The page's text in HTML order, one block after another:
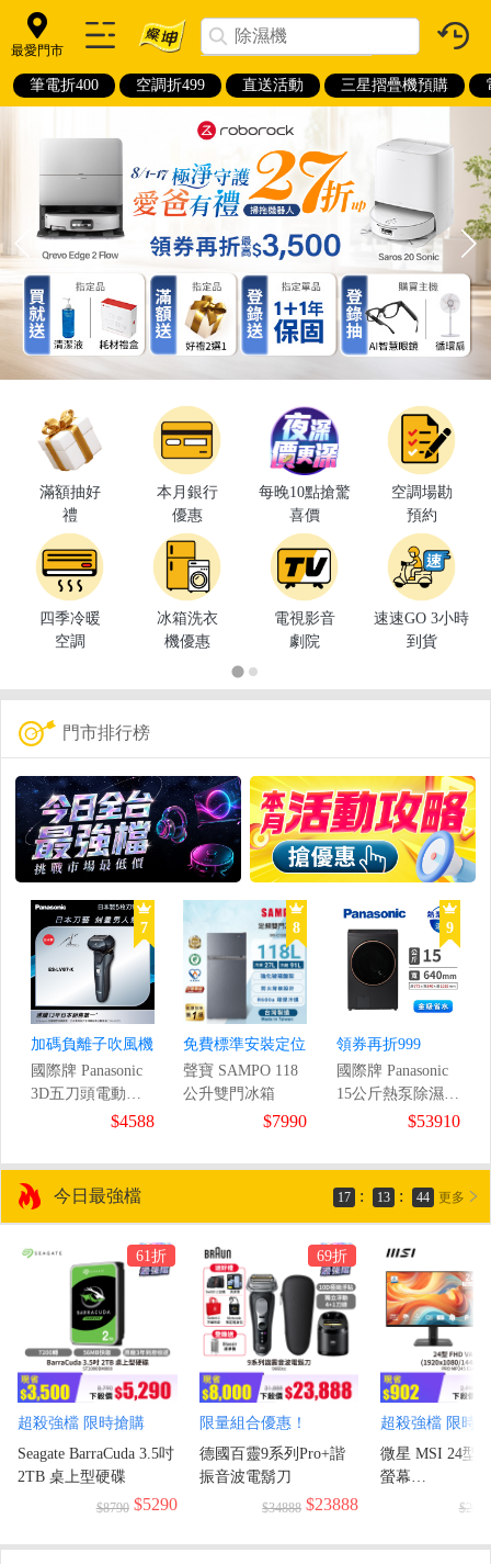
最愛門市
筆電折400 空調折499 直送活動 三星摺疊機預購
滿額抽好
禮
本月銀行
優惠
每晚10點搶驚
喜價
空調場勘
預約
四季冷暖
空調
冰箱洗衣
機優惠
電視影音
劇院
速速GO 3小時
到貨
門市排行榜
7
加碼負離子吹風機
國際牌 Panasonic
3D五刀頭電動刮
$4588
8
免費標準安裝定位
聲寶 SAMPO 118
公升雙門冰箱
$7990
9
領券再折999
國際牌 Panasonic
15公斤熱泵除濕式
滾筒洗衣機$53910
今日最強檔 17 : 13 : 43 更多
61折
超殺強檔 限時搶購
Seagate BarraCuda 3.5吋
2TB 桌上型硬碟
$8790 $5290
69折
限量組合優惠！
德國百靈9系列Pro+諧
振音波電鬍刀
$34888 $23888
超殺強檔 限時
微星 MSI 24型
螢幕
(1920x1080/$2990